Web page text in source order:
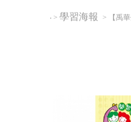
‧ > 學習海報 > 【禹